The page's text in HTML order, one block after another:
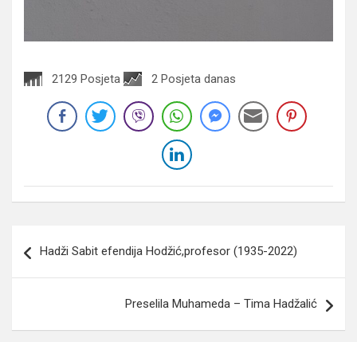
2129 Posjeta 2 Posjeta danas
članaka
Hadži Sabit efendija Hodžić,profesor (1935-2022)
Preselila Muhameda – Tima Hadžalić